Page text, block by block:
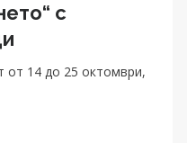
с
от 14 до 25 октомври,